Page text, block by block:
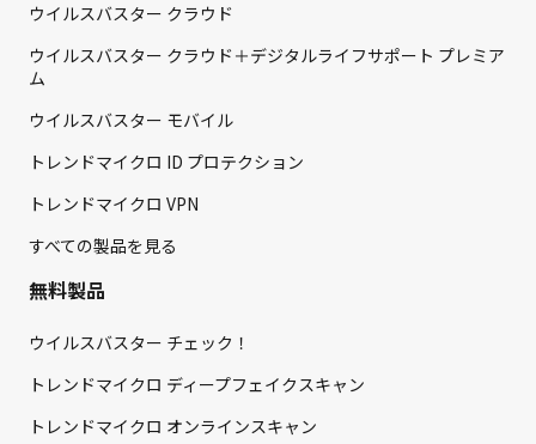
ウイルスバスター クラウド
ウイルスバスター クラウド＋デジタルライフサポート プレミア
ム
ウイルスバスター モバイル
トレンドマイクロ ID プロテクション
トレンドマイクロ VPN
すべての製品を見る
無料製品
ウイルスバスター チェック！
トレンドマイクロ ディープフェイクスキャン
トレンドマイクロ オンラインスキャン